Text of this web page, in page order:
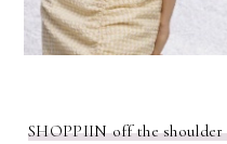
SHOPPIIN off the